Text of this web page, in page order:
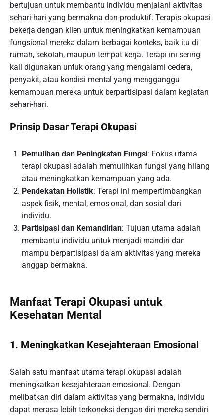
bertujuan untuk membantu individu menjalani aktivitas
sehari-hari yang bermakna dan produktif. Terapis okupasi
bekerja dengan klien untuk meningkatkan kemampuan
fungsional mereka dalam berbagai konteks, baik itu di
rumah, sekolah, maupun tempat kerja. Terapi ini sering
kali digunakan untuk orang yang mengalami cedera,
penyakit, atau kondisi mental yang mengganggu
kemampuan mereka untuk berpartisipasi dalam kegiatan
sehari-hari.
Prinsip Dasar Terapi Okupasi
Pemulihan dan Peningkatan Fungsi: Fokus utama
terapi okupasi adalah memulihkan fungsi yang hilang
atau meningkatkan kemampuan yang ada.
Pendekatan Holistik: Terapi ini mempertimbangkan
aspek fisik, mental, emosional, dan sosial dari
individu.
Partisipasi dan Kemandirian: Tujuan utama adalah
membantu individu untuk menjadi mandiri dan
mampu berpartisipasi dalam aktivitas yang mereka
anggap bermakna.
Manfaat Terapi Okupasi untuk
Kesehatan Mental
1. Meningkatkan Kesejahteraan Emosional
Salah satu manfaat utama terapi okupasi adalah
meningkatkan kesejahteraan emosional. Dengan
melibatkan diri dalam aktivitas yang bermakna, individu
dapat merasa lebih terkoneksi dengan diri mereka sendiri